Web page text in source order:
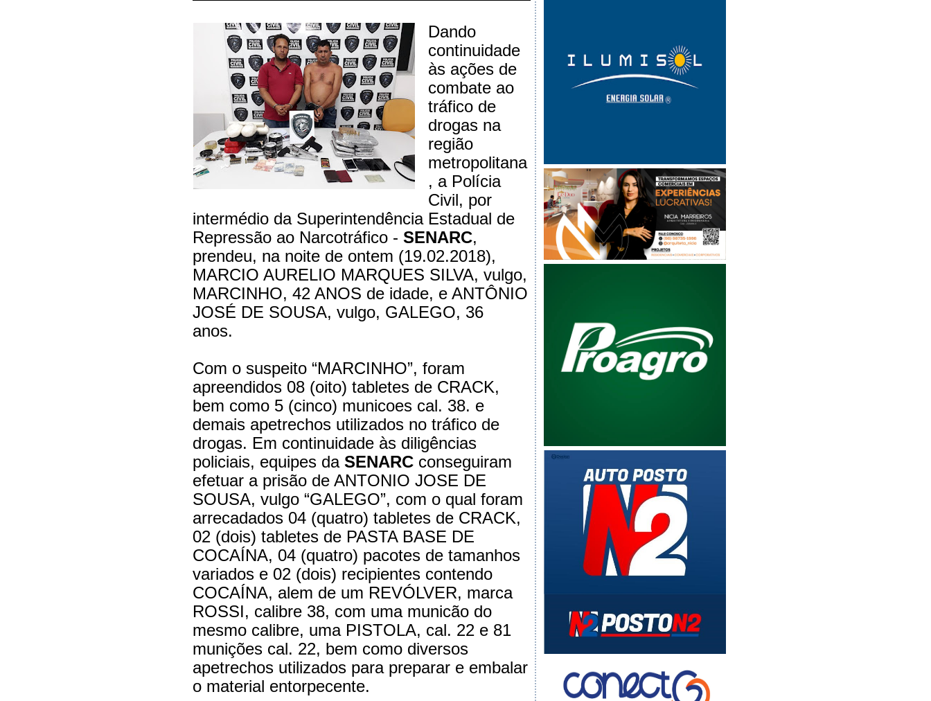
Dando
continuidade
às ações de
combate ao
tráfico de
drogas na
região
metropolitana
, a Polícia
Civil, por
intermédio da Superintendência Estadual de
Repressão ao Narcotráfico - SENARC,
prendeu, na noite de ontem (19.02.2018),
MARCIO AURELIO MARQUES SILVA, vulgo,
MARCINHO, 42 ANOS de idade, e ANTÔNIO
JOSÉ DE SOUSA, vulgo, GALEGO, 36
anos.
Com o suspeito “MARCINHO”, foram
apreendidos 08 (oito) tabletes de CRACK,
bem como 5 (cinco) municoes cal. 38. e
demais apetrechos utilizados no tráfico de
drogas. Em continuidade às diligências
policiais, equipes da SENARC conseguiram
efetuar a prisão de ANTONIO JOSE DE
SOUSA, vulgo “GALEGO”, com o qual foram
arrecadados 04 (quatro) tabletes de CRACK,
02 (dois) tabletes de PASTA BASE DE
COCAÍNA, 04 (quatro) pacotes de tamanhos
variados e 02 (dois) recipientes contendo
COCAÍNA, alem de um REVÓLVER, marca
ROSSI, calibre 38, com uma municão do
mesmo calibre, uma PISTOLA, cal. 22 e 81
munições cal. 22, bem como diversos
apetrechos utilizados para preparar e embalar
o material entorpecente.